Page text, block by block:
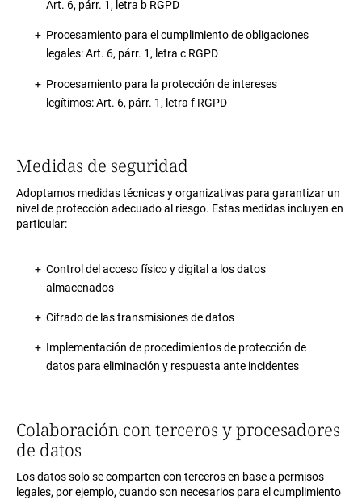
Art. 6, párr. 1, letra b RGPD
Procesamiento para el cumplimiento de obligaciones
legales: Art. 6, párr. 1, letra c RGPD
Procesamiento para la protección de intereses
legítimos: Art. 6, párr. 1, letra f RGPD
Medidas de seguridad
Adoptamos medidas técnicas y organizativas para garantizar un
nivel de protección adecuado al riesgo. Estas medidas incluyen en
particular:
Control del acceso físico y digital a los datos
almacenados
Cifrado de las transmisiones de datos
Implementación de procedimientos de protección de
datos para eliminación y respuesta ante incidentes
Colaboración con terceros y procesadores
de datos
Los datos solo se comparten con terceros en base a permisos
legales, por ejemplo, cuando son necesarios para el cumplimiento